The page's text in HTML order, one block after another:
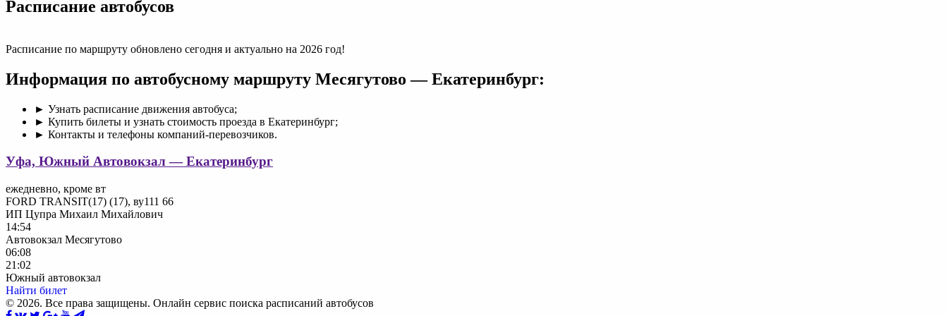
Раcписание автобусов
Расписание по маршруту обновлено сегодня и актуально на 2026 год!
Информация по автобусному маршруту Месягутово — Екатеринбург:
► Узнать расписание движения автобуса;
► Купить билеты и узнать стоимость проезда в Екатеринбург;
► Контакты и телефоны компаний-перевозчиков.
Уфа, Южный Автовокзал — Екатеринбург
ежедневно, кроме вт
FORD TRANSIT(17) (17), ву111 66
ИП Цупра Михаил Михайлович
14:54
Автовокзал Месягутово
06:08
21:02
Южный автовокзал
Найти билет
© 2026. Все права защищены. Онлайн сервис поиска расписаний автобусов